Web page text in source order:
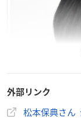
外部リンク
松本保典さん